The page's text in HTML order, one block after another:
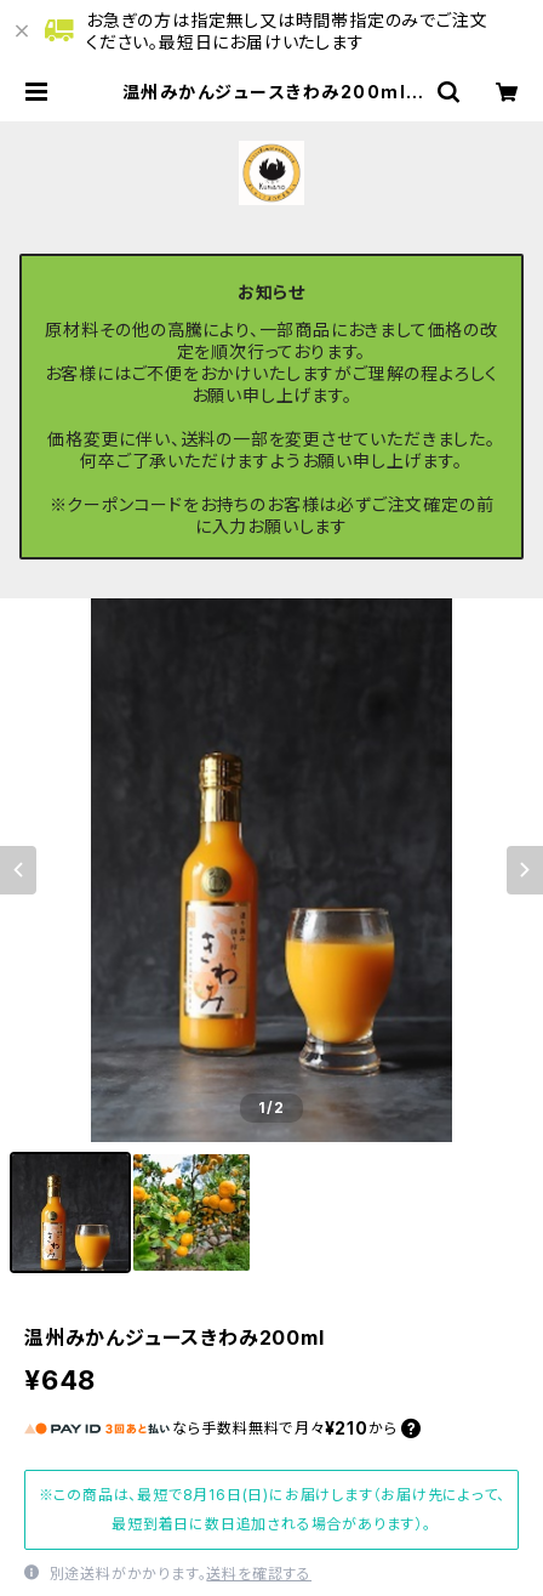
お急ぎの方は指定無し又は時間帯指定のみでご注文
ください。最短日にお届けいたします
温州みかんジュースきわみ200ml |
お知らせ
原材料その他の高騰により、一部商品におきまして価格の改
定を順次行っております。
お客様にはご不便をおかけいたしますがご理解の程よろしく
お願い申し上げます。
価格変更に伴い、送料の一部を変更させていただきました。
何卒ご了承いただけますようお願い申し上げます。
※クーポンコードをお持ちのお客様は必ずご注文確定の前
に入力お願いします
1/2
温州みかんジュースきわみ200ml
¥648
なら 手数料無料で 月々¥210 から
※この商品は、最短で8月16日(日)にお届けします（お届け先によって、
最短到着日に数日追加される場合があります）。
別途送料がかかります。送料を確認する